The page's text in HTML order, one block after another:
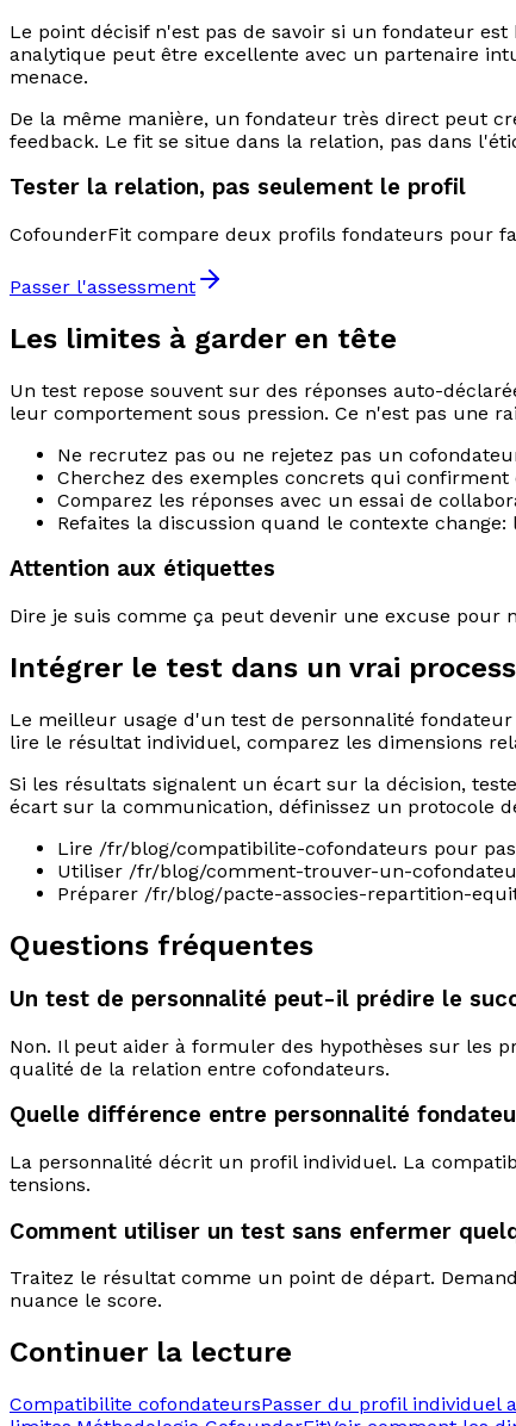
Le point décisif n'est pas de savoir si un fondateur
analytique peut être excellente avec un partenaire
menace.
De la même manière, un fondateur très direct peut
feedback. Le fit se situe dans la relation, pas dans
Tester la relation, pas seulement le profil
CofounderFit compare deux profils fondateurs pour
Passer l'assessment
Les limites à garder en tête
Un test repose souvent sur des réponses auto-
leur comportement sous pression. Ce n'est pas une
Ne recrutez pas ou ne rejetez pas un
Cherchez des exemples concrets qui
Comparez les réponses avec un essai de
Refaites la discussion quand le contexte
Attention aux étiquettes
Dire je suis comme ça peut devenir une excuse pour
Intégrer le test dans un vrai
Le meilleur usage d'un test de personnalité
lire le résultat individuel, comparez les dimensions
Si les résultats signalent un écart sur la décision,
écart sur la communication, définissez un protocole
Lire /fr/blog/compatibilite-cofondateurs pour
Utiliser /fr/blog/comment-trouver-un-
Préparer /fr/blog/pacte-associes-repartition-
Questions fréquentes
Un test de personnalité peut-il prédire le
Non. Il peut aider à formuler des hypothèses sur les
qualité de la relation entre cofondateurs.
Quelle différence entre personnalité
La personnalité décrit un profil individuel. La
tensions.
Comment utiliser un test sans enfermer
Traitez le résultat comme un point de départ.
nuance le score.
Continuer la lecture
Compatibilite cofondateursPasser du profil individuel